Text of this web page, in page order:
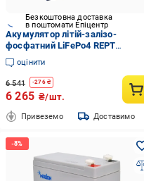
Безкоштовна доставка
в поштомати Епіцентр
Акумулятор літій-залізо-
фосфатний LiFePo4 REPT
BATTERO 314Ah 3,2V ≥8000 cycle
Клас А (19072402)
оцінити
6 541 -276₴
6 265 ₴/шт.
Привеземо Доставимо